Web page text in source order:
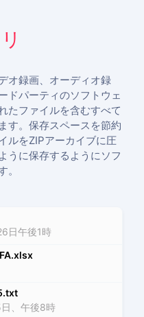
日午後1時
、午後8時
オ録画、オーディオ録
ドパーティのソフトウェ
たファイルを含むすべて
す。保存スペースを節約
ルをZIPアーカイブに圧
うに保存するようにソフ
。